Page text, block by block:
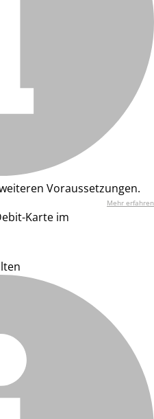
Voraussetzungen.
Mehr erfahren
Karte im